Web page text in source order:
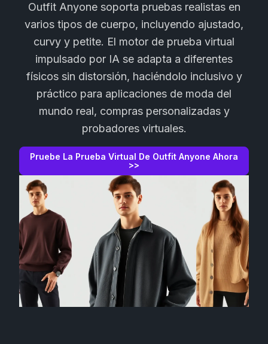
Outfit Anyone soporta pruebas realistas en
varios tipos de cuerpo, incluyendo ajustado,
curvy y petite. El motor de prueba virtual
impulsado por IA se adapta a diferentes
físicos sin distorsión, haciéndolo inclusivo y
práctico para aplicaciones de moda del
mundo real, compras personalizadas y
probadores virtuales.
Pruebe La Prueba Virtual De Outfit Anyone Ahora
>>